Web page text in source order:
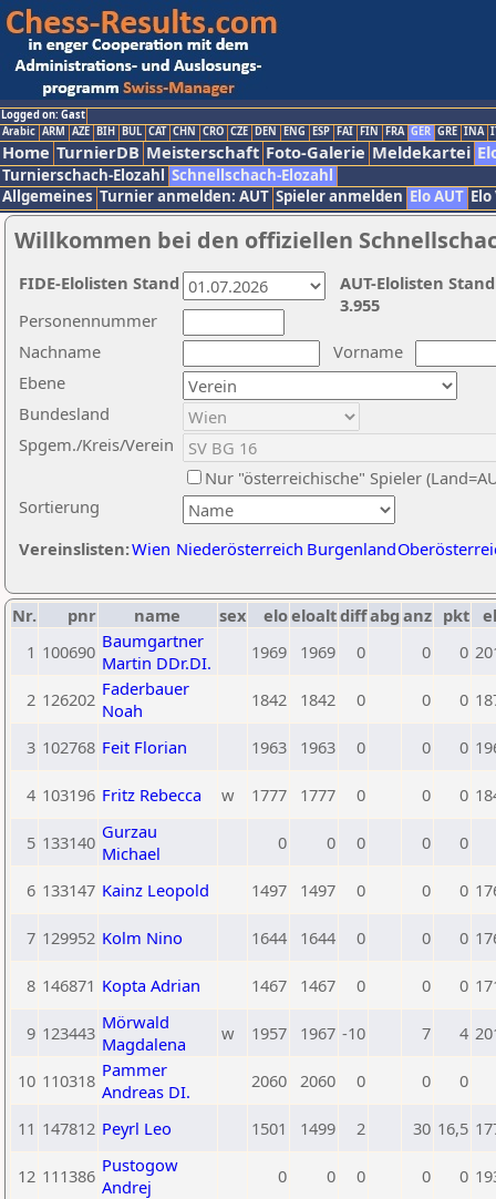
Logged on: Gast
Arabic ARM AZE BIH BUL CAT CHN CRO CZE DEN ENG ESP FAI FIN FRA GER GRE INA
Home TurnierDB Meisterschaft Foto-Galerie Meldekartei
Turnierschach-Elozahl Schnellschach-Elozahl
Allgemeines Turnier anmelden: AUT Spieler anmelden Elo AUT
Willkommen bei den offiziellen
Nachname
Vorname
Ebene
Sortierung
Personennummer
Bundesland
Spgem./Kreis/Verein
Nur "österreichische" Spieler
Vereinslisten:Wien Niederösterreich Burgenland
AUT-Elolisten
3.955
FIDE-Elolisten Stand
Nr. pnr name sex eloeloaltdiffabg anz pkt
1 100690 Baumgartner
Martin DDr.DI.
1969 1969 0 0 0
2 126202 Faderbauer
Noah
1842 1842 0 0 0
3 102768 Feit Florian 1963 1963 0 0 0
4 103196 Fritz Rebecca w 1777 1777 0 0 0
5 133140 Gurzau
Michael
0 0 0 0 0
6 133147 Kainz Leopold 1497 1497 0 0 0
7 129952 Kolm Nino 1644 1644 0 0 0
8 146871 Kopta Adrian 1467 1467 0 0 0
9 123443 Mörwald
Magdalena
w 1957 1967 -10 7 4
10 110318 Pammer
Andreas DI.
2060 2060 0 0 0
11 147812 Peyrl Leo 1501 1499 2 30 16,5
12 111386 Pustogow
Andrej
0 0 0 0 0